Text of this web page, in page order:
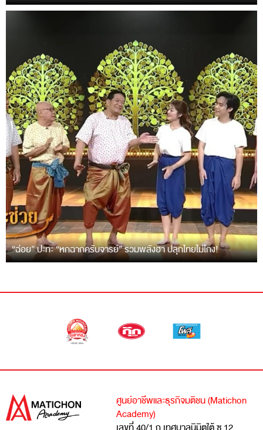
“ฉ่อย” ปะทะ “หกฉากครับจารย์” รวมพลังฮา ปลุกไทยไม่โกง!
ศูนย์อาชีพและธุรกิจมติชน (Matichon
Academy)